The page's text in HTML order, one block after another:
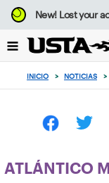
Enfoque
desde
botón
volver
principio
New!Lost your
INICIO > NOTICIAS >
ATLÁNTICO